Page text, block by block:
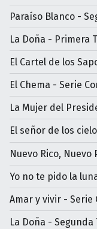
Paraíso Blanco -
La Doña - Primera
El Cartel de los
El Chema - Serie
La Mujer del
El señor de los
Nuevo Rico,
Yo no te pido la
Amar y vivir - Serie
La Doña -